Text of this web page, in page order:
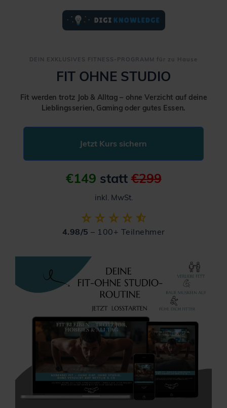
DEIN EXKLUSIVES FITNESS-PROGRAMM für zu Hause
FIT OHNE STUDIO
Fit werden trotz Job & Alltag – ohne Verzicht auf deine
Lieblingsserien, Gaming oder gutes Essen.
Jetzt Kurs sichern
€149 statt€299
inkl. MwSt.
4.98/5 – 100+ Teilnehmer